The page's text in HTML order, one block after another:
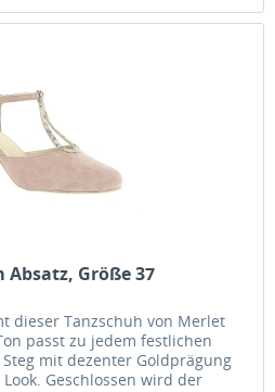
Absatz, Größe 37
dieser Tanzschuh von Merlet
passt zu jedem festlichen
mit dezenter Goldprägung
Geschlossen wird der